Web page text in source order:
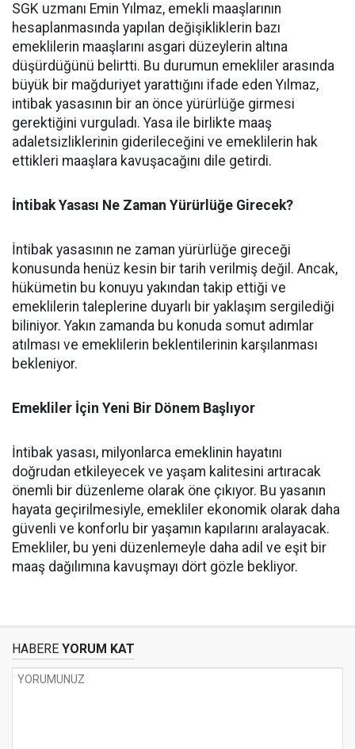
SGK uzmanı Emin Yılmaz, emekli maaşlarının
hesaplanmasında yapılan değişikliklerin bazı
emeklilerin maaşlarını asgari düzeylerin altına
düşürdüğünü belirtti. Bu durumun emekliler arasında
büyük bir mağduriyet yarattığını ifade eden Yılmaz,
intibak yasasının bir an önce yürürlüğe girmesi
gerektiğini vurguladı. Yasa ile birlikte maaş
adaletsizliklerinin giderileceğini ve emeklilerin hak
ettikleri maaşlara kavuşacağını dile getirdi.
İntibak Yasası Ne Zaman Yürürlüğe Girecek?
İntibak yasasının ne zaman yürürlüğe gireceği
konusunda henüz kesin bir tarih verilmiş değil. Ancak,
hükümetin bu konuyu yakından takip ettiği ve
emeklilerin taleplerine duyarlı bir yaklaşım sergilediği
biliniyor. Yakın zamanda bu konuda somut adımlar
atılması ve emeklilerin beklentilerinin karşılanması
bekleniyor.
Emekliler İçin Yeni Bir Dönem Başlıyor
İntibak yasası, milyonlarca emeklinin hayatını
doğrudan etkileyecek ve yaşam kalitesini artıracak
önemli bir düzenleme olarak öne çıkıyor. Bu yasanın
hayata geçirilmesiyle, emekliler ekonomik olarak daha
güvenli ve konforlu bir yaşamın kapılarını aralayacak.
Emekliler, bu yeni düzenlemeyle daha adil ve eşit bir
maaş dağılımına kavuşmayı dört gözle bekliyor.
HABERE YORUM KAT